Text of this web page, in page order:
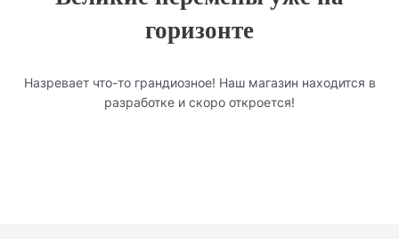
горизонте
Назревает что-то грандиозное! Наш магазин находится в
разработке и скоро откроется!